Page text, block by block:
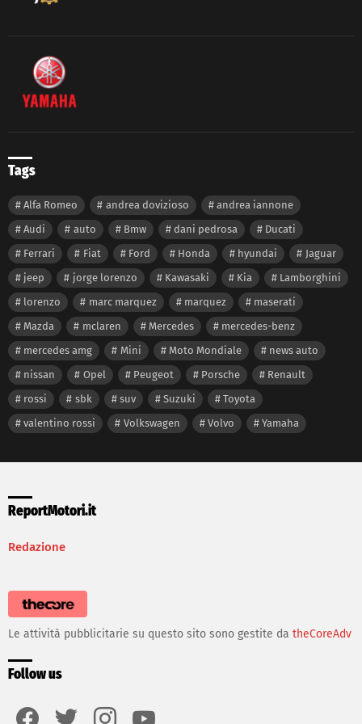
Tags
Alfa Romeo andrea dovizioso
andrea iannone
Audi
auto Bmw dani pedrosa
Ducati
Ferrari
Fiat Ford Honda hyundai
Jaguar
jeep
jorge lorenzo Kawasaki Kia
Lamborghini
lorenzo
marc marquez marquez
maserati
Mazda
mclaren Mercedes
mercedes-benz
mercedes amg
Mini Moto Mondiale
news auto
nissan
Opel Peugeot Porsche
Renault
rossi
sbk suv Suzuki
Toyota
valentino rossi
Volkswagen Volvo Yamaha
ReportMotori.it
Redazione
Le attività pubblicitarie su questo sito sono gestite da theCoreAdv
Follow us